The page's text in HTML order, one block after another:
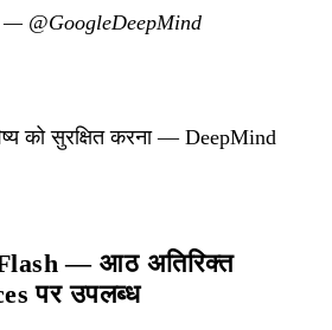
— @GoogleDeepMind
को सुरक्षित करना — DeepMind
— आठ अतिरिक्त
पर उपलब्ध